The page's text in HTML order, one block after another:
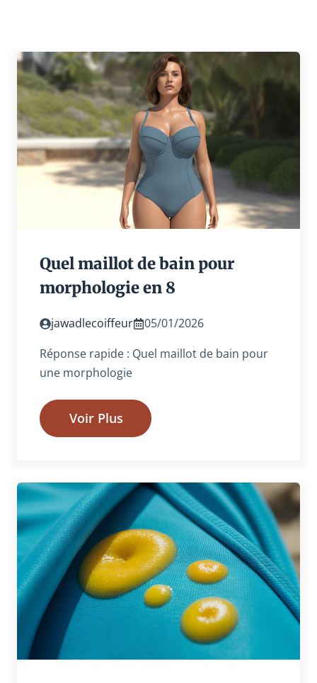
Quel maillot de bain pour
morphologie en 8
jawadlecoiffeur
05/01/2026
Réponse rapide : Quel maillot de bain pour
une morphologie
Voir Plus